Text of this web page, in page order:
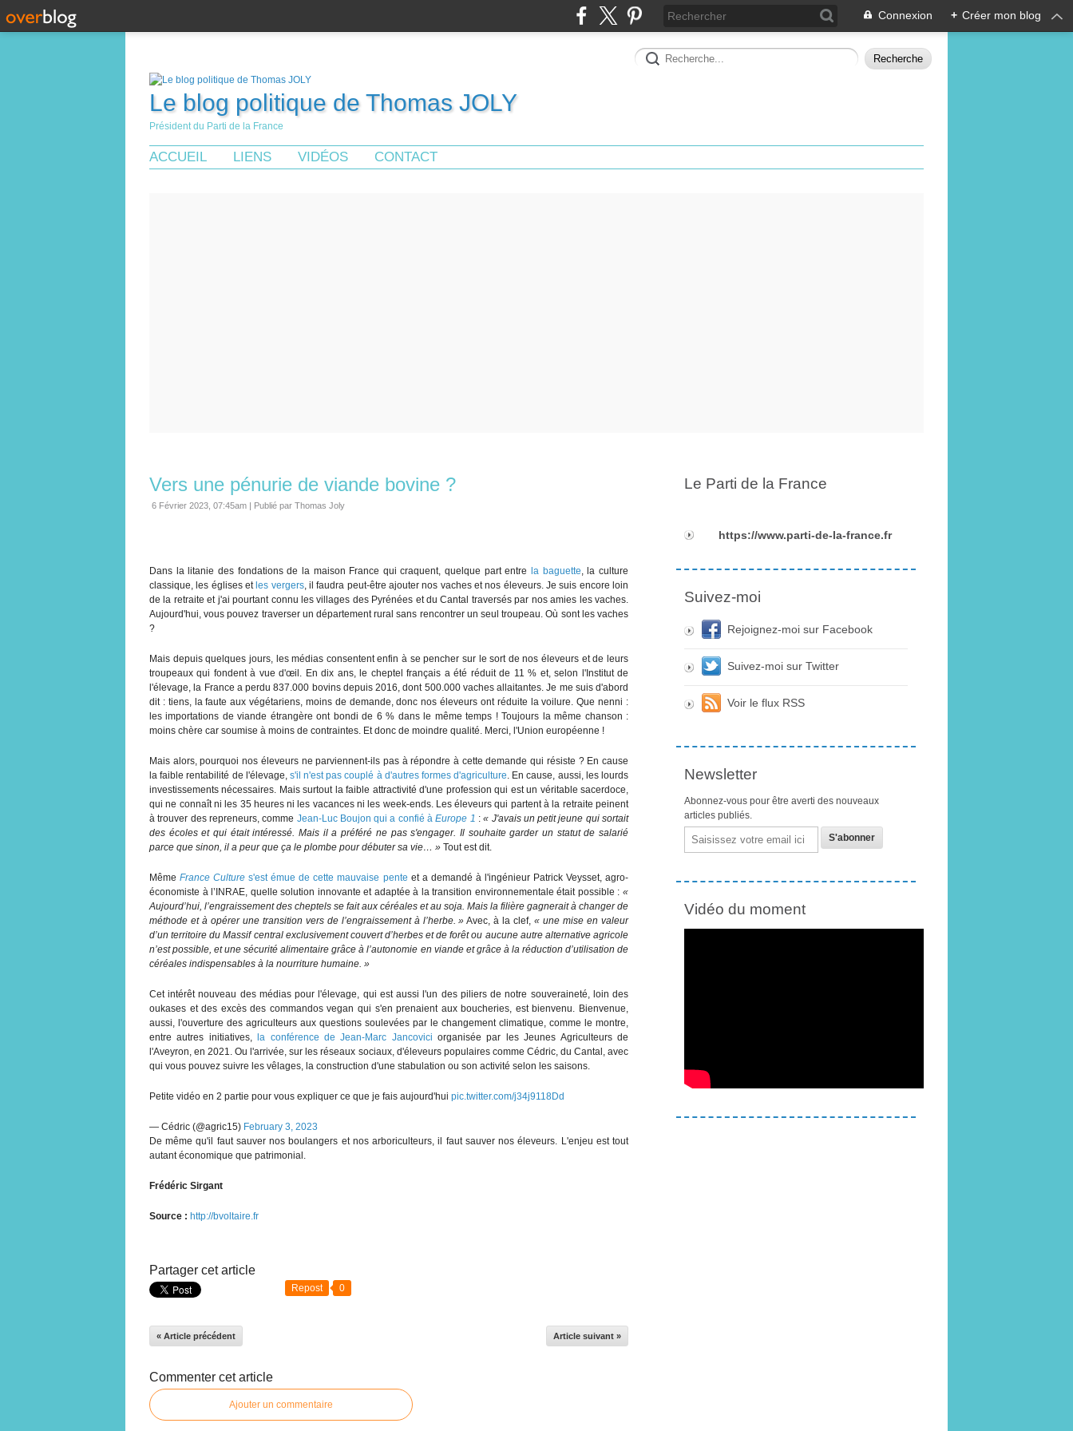
Connexion + Créer mon blog
Le blog politique de Thomas JOLY
Président du Parti de la France
ACCUEIL LIENS VIDÉOS CONTACT
Vers une pénurie de viande bovine ?
6 Février 2023, 07:45am | Publié par Thomas Joly
Dans la litanie des fondations de la maison France qui craquent, quelque part entrela baguette, la culture
classique, les églises etles vergers, il faudra peut-être ajouter nos vaches et nos éleveurs. Je suis encore loin
de la retraite et j'ai pourtant connu les villages des Pyrénées et du Cantal traversés par nos amies les vaches.
Aujourd'hui, vous pouvez traverser un département rural sans rencontrer un seul troupeau. Où sont les vaches
?
Mais depuis quelques jours, les médias consentent enfin à se pencher sur le sort de nos éleveurs et de leurs
troupeaux qui fondent à vue d'œil. En dix ans, le cheptel français a été réduit de 11 % et, selon l'Institut de
l'élevage, la France a perdu 837.000 bovins depuis 2016, dont 500.000 vaches allaitantes. Je me suis d'abord
dit : tiens, la faute aux végétariens, moins de demande, donc nos éleveurs ont réduite la voilure. Que nenni :
les importations de viande étrangère ont bondi de 6 % dans le même temps ! Toujours la même chanson :
moins chère car soumise à moins de contraintes. Et donc de moindre qualité. Merci, l'Union européenne !
Mais alors, pourquoi nos éleveurs ne parviennent-ils pas à répondre à cette demande qui résiste ? En cause
la faible rentabilité de l'élevage, s'il n'est pas couplé à d'autres formes d'agriculture. En cause, aussi, les lourds
investissements nécessaires. Mais surtout la faible attractivité d'une profession qui est un véritable sacerdoce,
qui ne connaît ni les 35 heures ni les vacances ni les week-ends. Les éleveurs qui partent à la retraite peinent
à trouver des repreneurs, comme Jean-Luc Boujon qui a confié àEurope 1 :« J'avais un petit jeune qui sortait
des écoles et qui était intéressé. Mais il a préféré ne pas s'engager. Il souhaite garder un statut de salarié
parce que sinon, il a peur que ça le plombe pour débuter sa vie… » Tout est dit.
MêmeFrance Culture s'est émue de cette mauvaise pente et a demandé à l'ingénieur Patrick Veysset, agro-
économiste à l’INRAE, quelle solution innovante et adaptée à la transition environnementale était possible : «
Aujourd’hui, l’engraissement des cheptels se fait aux céréales et au soja. Mais la filière gagnerait à changer de
méthode et à opérer une transition vers de l’engraissement à l’herbe. » Avec, à la clef,« une mise en valeur
d’un territoire du Massif central exclusivement couvert d’herbes et de forêt ou aucune autre alternative agricole
n’est possible, et une sécurité alimentaire grâce à l’autonomie en viande et grâce à la réduction d’utilisation de
céréales indispensables à la nourriture humaine. »
Cet intérêt nouveau des médias pour l'élevage, qui est aussi l'un des piliers de notre souveraineté, loin des
oukases et des excès des commandos vegan qui s'en prenaient aux boucheries, est bienvenu. Bienvenue,
aussi, l'ouverture des agriculteurs aux questions soulevées par le changement climatique, comme le montre,
entre autres initiatives,la conférence de Jean-Marc Jancovici organisée par les Jeunes Agriculteurs de
l'Aveyron, en 2021. Ou l'arrivée, sur les réseaux sociaux, d'éleveurs populaires comme Cédric, du Cantal, avec
qui vous pouvez suivre les vêlages, la construction d'une stabulation ou son activité selon les saisons.
Petite vidéo en 2 partie pour vous expliquer ce que je fais aujourd'hui pic.twitter.com/j34j9118Dd
— Cédric (@agric15) February 3, 2023
De même qu'il faut sauver nos boulangers et nos arboriculteurs, il faut sauver nos éleveurs. L'enjeu est tout
autant économique que patrimonial.
Frédéric Sirgant
Source : http://bvoltaire.fr
Partager cet article
Repost 0
« Article précédent Article suivant »
Commenter cet article
Ajouter un commentaire
Le Parti de la France
https://www.parti-de-la-france.fr
Suivez-moi
Rejoignez-moi sur Facebook
Suivez-moi sur Twitter
Voir le flux RSS
Newsletter
Abonnez-vous pour être averti des nouveaux
articles publiés.
Email
Vidéo du moment